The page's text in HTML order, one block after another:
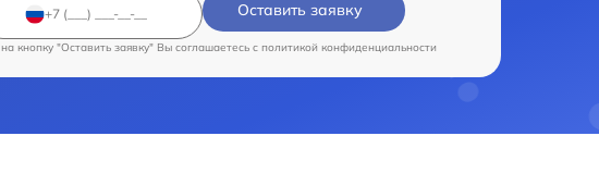
Оставить заявку
кнопку "Оставить заявку" Вы соглашаетесь c политикой конфиденциальности